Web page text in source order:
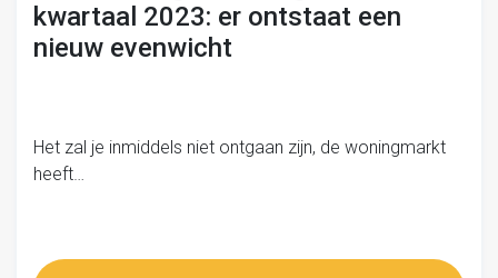
kwartaal 2023: er ontstaat een
nieuw evenwicht
Het zal je inmiddels niet ontgaan zijn, de woningmarkt
heeft…